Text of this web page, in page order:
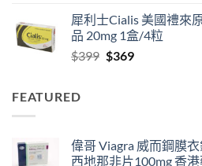
$799
through
犀利士Cialis 美國禮來
品 20mg 1盒/4粒
$399 Original
$369Current
FEATURED
偉哥 Viagra 威而鋼膜
西地那非片100mg 香